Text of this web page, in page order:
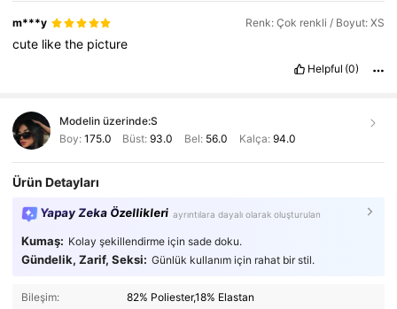
m***y Renk: Çok renkli / Boyut: XS
cute likethe picture
Helpful (0)
Modelin üzerinde:S
Boy: 175.0 Büst:93.0 Bel: 56.0 Kalça: 94.0
Ürün Detayları
Yapay Zeka Özellikleri ayrıntılara dayalı olarak oluşturulan
Kumaş: Kolay şekillendirme için sade doku.
Gündelik, Zarif, Seksi: Günlük kullanım için rahat bir stil.
Bileşim: 82% Poliester,18% Elastan